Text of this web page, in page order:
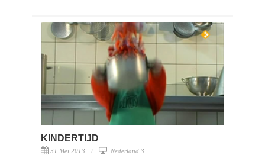
KINDERTIJD
31 Mei 2013 Nederland 3